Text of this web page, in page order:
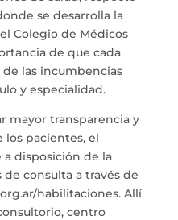
se desarrolla la
Colegio de Médicos
de que cada
las incumbencias
y especialidad.
mayor transparencia y
los pacientes, el
disposición de la
consulta a través de
habilitaciones. Allí
centro